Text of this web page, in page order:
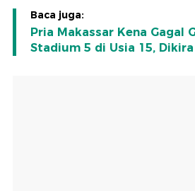
Baca juga:
Pria Makassar Kena Gagal
Stadium 5 di Usia 15,